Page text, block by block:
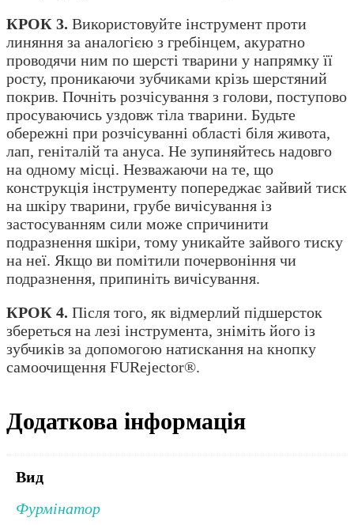
КРОК 3. Використовуйте інструмент проти
линяння за аналогією з гребінцем, акуратно
проводячи ним по шерсті тварини у напрямку її
росту, проникаючи зубчиками крізь шерстяний
покрив. Почніть розчісування з голови, поступово
просуваючись уздовж тіла тварини. Будьте
обережні при розчісуванні області біля живота,
лап, геніталій та ануса. Не зупиняйтесь надовго
на одному місці. Незважаючи на те, що
конструкція інструменту попереджає зайвий тиск
на шкіру тварини, грубе вичісування із
застосуванням сили може спричинити
подразнення шкіри, тому уникайте зайвого тиску
на неї. Якщо ви помітили почервоніння чи
подразнення, припиніть вичісування.
КРОК 4. Після того, як відмерлий підшерсток
збереться на лезі інструмента, зніміть його із
зубчиків за допомогою натискання на кнопку
самоочищення FURejector®.
Додаткова інформація
Вид
Фурмінатор